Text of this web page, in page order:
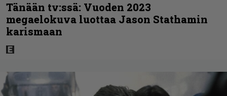
Tänään tv:ssä: Vuoden 2023
megaelokuva luottaa Jason Stathamin
karismaan